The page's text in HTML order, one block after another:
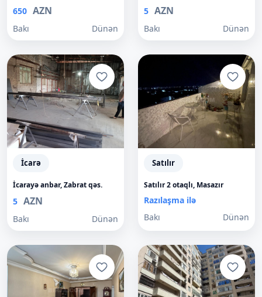
650 AZN
Bakı Dünən
5 AZN
Bakı Dünən
İcarə
İcarayə anbar, Zabrat qəs.
5 AZN
Bakı Dünən
Satılır
Satılır 2 otaqlı, Masazır
Razılaşma ilə
Bakı
Dünən